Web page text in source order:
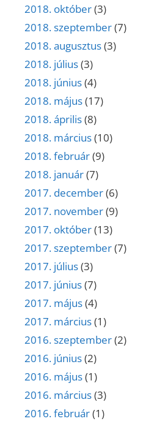
2018. október(3)
2018. szeptember(7)
2018. augusztus(3)
2018. július(3)
2018. június(4)
2018. május(17)
2018. április(8)
2018. március(10)
2018. február(9)
2018. január(7)
2017. december(6)
2017. november(9)
2017. október(13)
2017. szeptember(7)
2017. július(3)
2017. június(7)
2017. május(4)
2017. március(1)
2016. szeptember(2)
2016. június(2)
2016. május(1)
2016. március(3)
2016. február(1)